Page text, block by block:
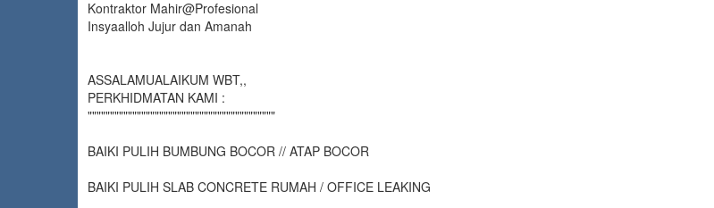
Kontraktor Mahir@Profesional
Insyaalloh Jujur dan Amanah
ASSALAMUALAIKUM WBT,,
PERKHIDMATAN KAMI :
""""""""""""""""""""""""""""""""""""""""""
BAIKI PULIH BUMBUNG BOCOR // ATAP BOCOR
BAIKI PULIH SLAB CONCRETE RUMAH / OFFICE LEAKING